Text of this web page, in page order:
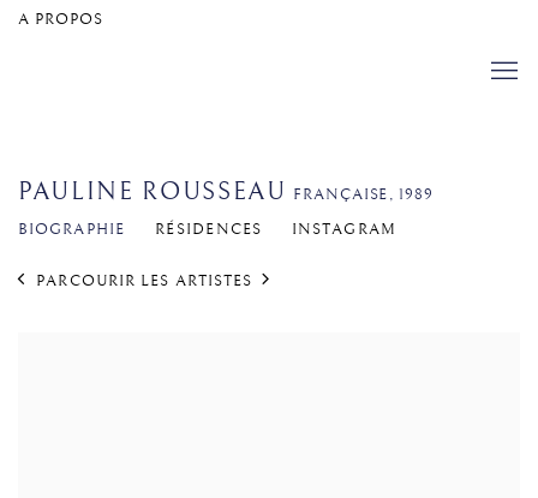
A PROPOS
PAULINE ROUSSEAU​ FRANÇAISE, 1989
BIOGRAPHIE
RÉSIDENCES INSTAGRAM
PARCOURIR LES ARTISTES